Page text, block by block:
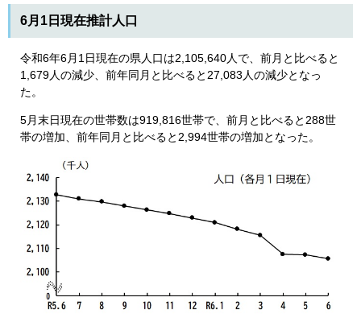
6月1日現在推計人口
令和6年6月1日現在の県人口は2,105,640人で、前月と比べると
1,679人の減少、前年同月と比べると27,083人の減少となっ
た。
5月末日現在の世帯数は919,816世帯で、前月と比べると288世
帯の増加、前年同月と比べると2,994世帯の増加となった。